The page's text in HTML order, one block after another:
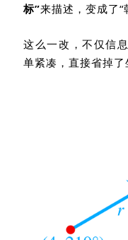
标”来描述，变成了
这么一改，不仅信
单紧凑，直接省掉了